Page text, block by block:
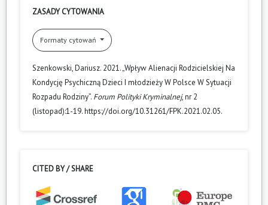
ZASADY CYTOWANIA
Formaty cytowań
Szenkowski, Dariusz. 2021. „Wpływ Alienacji Rodzicielskiej Na
Kondycję Psychiczną Dzieci I młodzieży W Polsce W Sytuacji
Rozpadu Rodziny”. Forum Polityki Kryminalnej, nr 2
(listopad):1-19. https://doi.org/10.31261/FPK.2021.02.05.
CITED BY / SHARE